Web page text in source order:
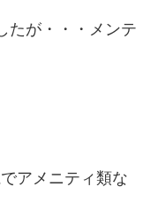
たが・・・メンテ
アメニティ類な